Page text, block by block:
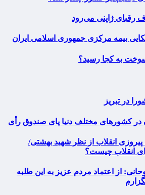
رقبای ژاپنی می‌رود
بیمه مرکزی جمهوری اسلامی ایران
به کجا رسید؟
در تبریز
در کشورهای مختلف دنیا پای صندوق رأی
انقلاب از نظر شهید بهشتی/
انقلاب چیست؟
از اعتماد مردم عزیز به این طلبه